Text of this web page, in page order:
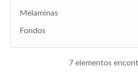
Melaminas
Fondos
7 elementos